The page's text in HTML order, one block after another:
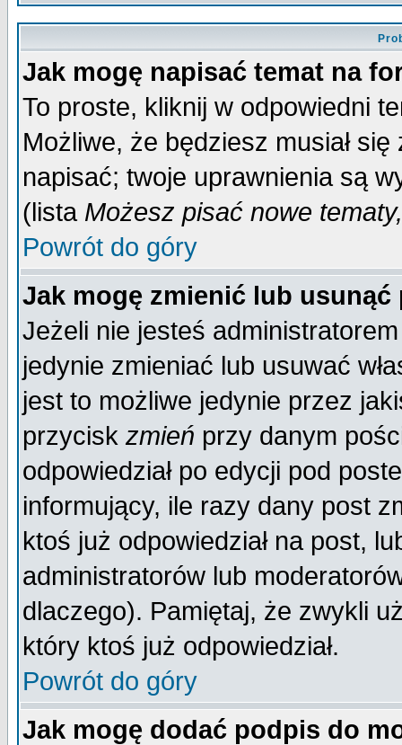
Jak mogę napisać temat na
To proste, kliknij w odpowiedni
Możliwe, że będziesz musiał
napisać; twoje uprawnienia są
(lista Możesz pisać nowe
Powrót do góry
Jak mogę zmienić lub usunąć
Jeżeli nie jesteś
jedynie zmieniać lub usuwać
jest to możliwe jedynie przez
przycisk zmień przy danym
odpowiedział po edycji pod
informujący, ile razy dany post
ktoś już odpowiedział na post,
administratorów lub
dlaczego). Pamiętaj, że zwykli
który ktoś już odpowiedział.
Powrót do góry
Jak mogę dodać podpis do